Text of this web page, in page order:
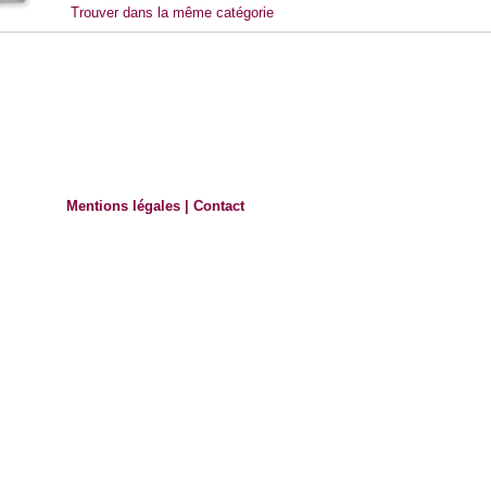
Trouver dans la même catégorie
Mentions légales |Contact